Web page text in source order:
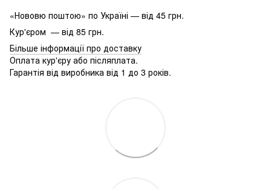
«Нововю поштою» по Україні — від 45 грн.
Кур'єром — від 85 грн.
Більше інформації про доставку
Оплата кур'єру або післяплата.
Гарантія від виробника від 1 до 3 років.